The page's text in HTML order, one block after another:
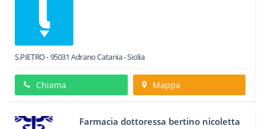
S.PIETRO-95031 AdranoCatania -Sicilia
Chiama Mappa
Farmacia dottoressa bertino nicoletta